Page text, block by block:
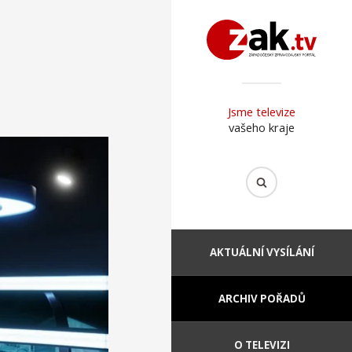
Jsme televize
vašeho kraje
AKTUÁLNÍ VYSÍLÁNÍ
ARCHIV POŘADŮ
O TELEVIZI